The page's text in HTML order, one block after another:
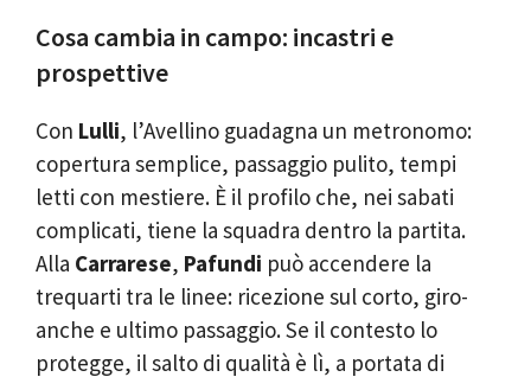
Cosa cambia in campo: incastri e
prospettive
Con Lulli, l’Avellino guadagna un metronomo:
copertura semplice, passaggio pulito, tempi
letti con mestiere. È il profilo che, nei sabati
complicati, tiene la squadra dentro la partita.
Alla Carrarese, Pafundi può accendere la
trequarti tra le linee: ricezione sul corto, giro-
anche e ultimo passaggio. Se il contesto lo
protegge, il salto di qualità è lì, a portata di